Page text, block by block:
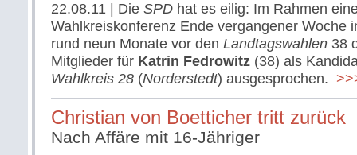
22.08.11 | Die SPD hat es eilig: Im Rahmen
Wahlkreiskonferenz Ende vergangener Woche
rund neun Monate vor den Landtagswahlen 38
Mitglieder für Katrin Fedrowitz (38) als
Wahlkreis 28 (Norderstedt) ausgesprochen.
Christian von Boetticher tritt zurück
Nach Affäre mit 16-Jähriger